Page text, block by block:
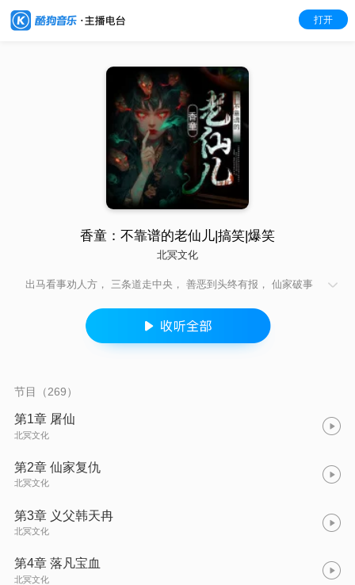
打开
香童：不靠谱的老仙儿|搞笑|爆笑
北冥文化
出马看事劝人方， 三条道走中央， 善恶到头终有报， 仙家破事
童，还有最不靠谱的老仙儿
节目（269）
第1章 屠仙
北冥文化
第2章 仙家复仇
北冥文化
第3章 义父韩天冉
北冥文化
第4章 落凡宝血
北冥文化